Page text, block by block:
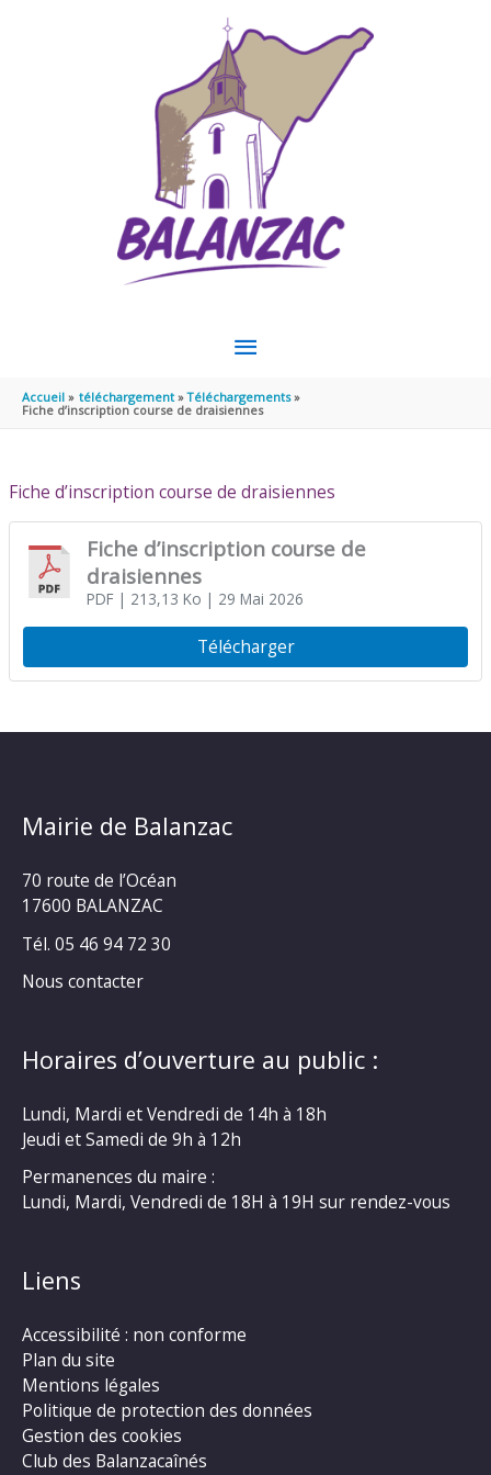
MENU
PRINCIPAL
Accueil téléchargement
Téléchargements
Fiche d’inscription course de draisiennes
Fiche d’inscription course de draisiennes
Fiche d’inscription course de
draisiennes
PDF| 213,13 Ko | 29 Mai 2026
Télécharger
Mairie de Balanzac
70 route de l’Océan
17600 BALANZAC
Tél. 05 46 94 72 30
Nous contacter
Horaires d’ouverture au public :
Lundi, Mardi et Vendredi de 14h à 18h
Jeudi et Samedi de 9h à 12h
Permanences du maire :
Lundi, Mardi, Vendredi de 18H à 19H sur rendez-vous
Liens
Accessibilité : non conforme
Plan du site
Mentions légales
Politique de protection des données
Gestion des cookies
Club des Balanzacaînés